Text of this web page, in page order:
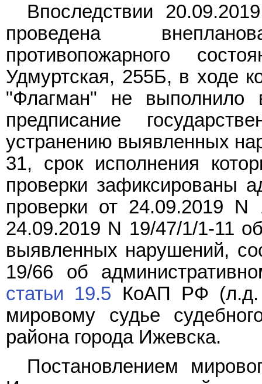
Впоследствии
проведена
противопожарного
Удмуртская, 255Б, в ходе
"Флагман" не выполнило
предписание
устранению выявленных
31, срок исполнения
проверки зафиксированы
проверки от 24.09.2019
24.09.2019 N 19/47/1/1-11
выявленных нарушений,
19/66 об
статьи 19.5 КоАП РФ (л.д.
мировому судье
района города Ижевска.
Постановлением